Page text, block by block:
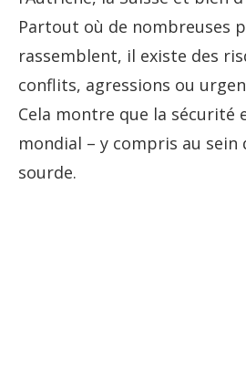
Partout où de nombreuses
rassemblent, il existe des
conflits, agressions ou
Cela montre que la sécurité
mondial – y compris au sein
sourde.